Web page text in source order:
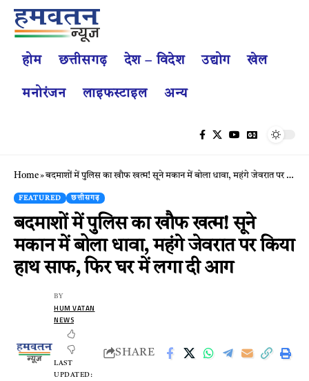
होम छत्तीसगढ़ देश – विदेश उद्योग खेल
मनोरंजन लाइफस्टाइल अन्य
Home»बदमाशों में पुलिस का खौफ खत्म! सूने मकान में बोला धावा, महंगे जेवरात पर किया हाथ साफ, फिर घर में लगा दी आग
FEATURED छत्तीसगढ़
बदमाशों में पुलिस का खौफ खत्म! सूने
मकान में बोला धावा, महंगे जेवरात पर किया
हाथ साफ, फिर घर में लगा दी आग
LAST
UPDATED:
BY
HUM VATAN
NEWS
SHARE